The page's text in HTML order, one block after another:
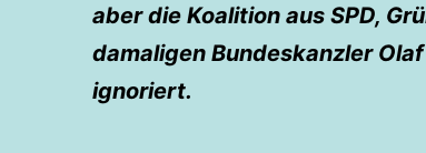
aber die Koalition aus SPD,
damaligen Bundeskanzler
ignoriert.